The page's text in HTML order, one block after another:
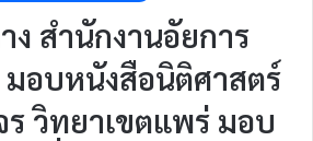
ง สำนักงานอัยการ
อบหนังสือนิติศาสตร์
ร วิทยาเขตแพร่ มอบ